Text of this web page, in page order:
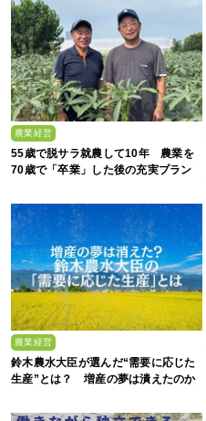
農業経営
55歳で脱サラ就農して10年 農業を
70歳で「卒業」した後の充実プラン
農業経営
鈴木農水大臣が選んだ“需要に応じた
生産”とは？ 増産の夢は潰えたのか